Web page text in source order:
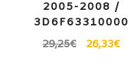
2005-2008 /
3D6F63310000
29,25€ 26,33€